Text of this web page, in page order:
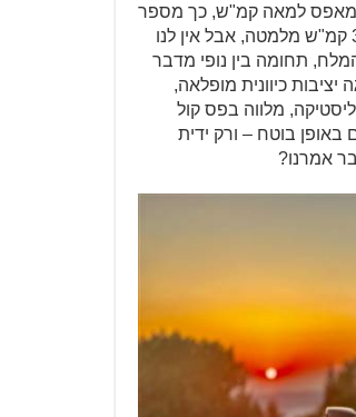
– ומטיסים את 1610 הק"ג שלה ב-2.9 שניות מאפס למאה קמ"ש, כך מספר
לנו הנתון הרשמי. עוד הוא מספר לנו, שהמכונית מגרדת את ה-300 קמ"ש מלמטה, אבל אין לנו
תחומה בין נופי מדבר
כיוונית מופלאה,
מלווה בפס קול
בוטח – ורק ידית
אמרנו?